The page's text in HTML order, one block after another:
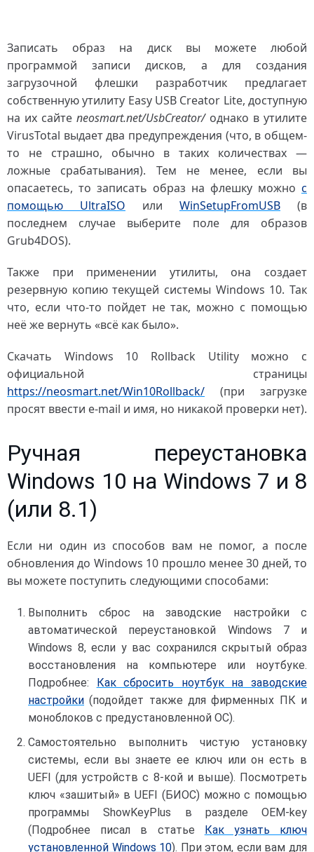
Записать образ на диск вы можете любой
программой записи дисков, а для создания
загрузочной флешки разработчик предлагает
собственную утилиту Easy USB Creator Lite, доступную
на их сайте neosmart.net/UsbCreator/однако в утилите
VirusTotal выдает два предупреждения (что, в общем-
то не страшно, обычно в таких количествах —
ложные срабатывания). Тем не менее, если вы
опасаетесь, то записать образ на флешку можно с
помощью UltraISO или WinSetupFromUSB (в
последнем случае выберите поле для образов
Grub4DOS).
Также при применении утилиты, она создает
резервную копию текущей системы Windows 10. Так
что, если что-то пойдет не так, можно с помощью
неё же вернуть «всё как было».
Скачать Windows 10 Rollback Utility можно с
официальной страницы
https://neosmart.net/Win10Rollback/ (при загрузке
просят ввести e-mail и имя, но никакой проверки нет).
Ручная переустановка
Windows 10 на Windows 7 и 8
(или 8.1)
Если ни один из способов вам не помог, а после
обновления до Windows 10 прошло менее 30 дней, то
вы можете поступить следующими способами:
Выполнить сброс на заводские настройки с
автоматической переустановкой Windows 7 и
Windows 8, если у вас сохранился скрытый образ
восстановления на компьютере или ноутбуке.
Подробнее:
Как сбросить ноутбук на заводские
настройки (подойдет также для фирменных ПК и
моноблоков с предустановленной ОС).
Самостоятельно выполнить чистую установку
системы, если вы знаете ее ключ или он есть в
UEFI (для устройств с 8-кой и выше). Посмотреть
ключ «зашитый» в UEFI (БИОС) можно с помощью
программы ShowKeyPlus в разделе OEM-key
(Подробнее писал в статье
Как узнать ключ
установленной Windows 10). При этом, если вам для